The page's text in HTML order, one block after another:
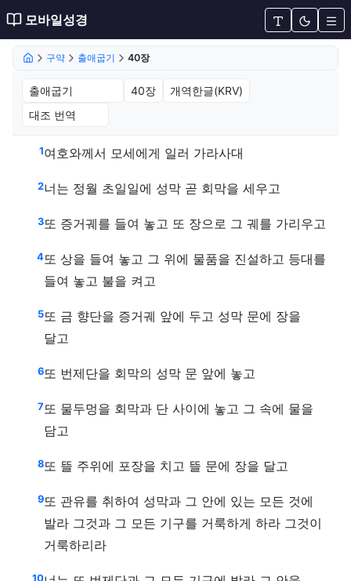
모바일성경
구약 출애굽기 40장
출애굽기 40장 (개역한글(KRV))
1여호와께서 모세에게 일러 가라사대
2너는 정월 초일일에 성막 곧 회막을 세우고
3또 증거궤를 들여 놓고 또 장으로 그 궤를 가리우고
4또 상을 들여 놓고 그 위에 물품을 진설하고 등대를
들여 놓고 불을 켜고
5또 금 향단을 증거궤 앞에 두고 성막 문에 장을
달고
6또 번제단을 회막의 성막 문 앞에 놓고
7또 물두멍을 회막과 단 사이에 놓고 그 속에 물을
담고
8또 뜰 주위에 포장을 치고 뜰 문에 장을 달고
9또 관유를 취하여 성막과 그 안에 있는 모든 것에
발라 그것과 그 모든 기구를 거룩하게 하라 그것이
거룩하리라
10